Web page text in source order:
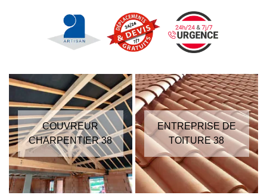
COUVREUR
CHARPENTIER 38
ENTREPRISE DE
TOITURE 38